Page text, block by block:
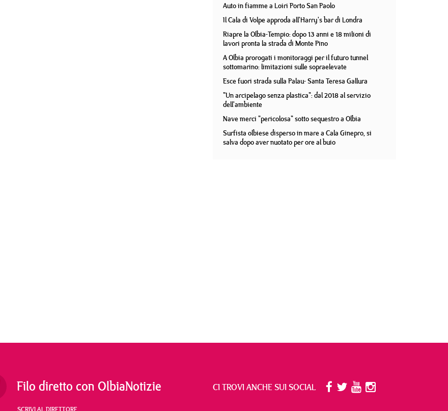
Auto in fiamme a Loiri Porto San Paolo
Il Cala di Volpe approda all'Harry's bar di Londra
Riapre la Olbia-Tempio: dopo 13 anni e 18 milioni di
lavori pronta la strada di Monte Pino
A Olbia prorogati i monitoraggi per il futuro tunnel
sottomarino: limitazioni sulle sopraelevate
Esce fuori strada sulla Palau- Santa Teresa Gallura
"Un arcipelago senza plastica": dal 2018 al servizio
dell'ambiente
Nave merci "pericolosa" sotto sequestro a Olbia
Surfista olbiese disperso in mare a Cala Ginepro, si
salva dopo aver nuotato per ore al buio
Filo diretto con OlbiaNotizie
SCRIVI AL DIRETTORE
CI TROVI ANCHE SUI SOCIAL